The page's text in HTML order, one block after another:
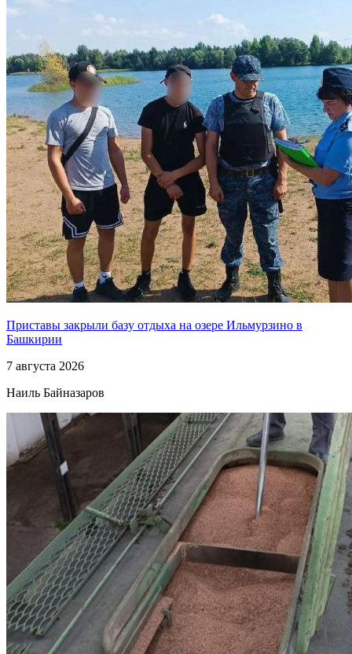
Приставы закрыли базу отдыха на озере Ильмурзино в
Башкирии
7 августа 2026
Наиль Байназаров